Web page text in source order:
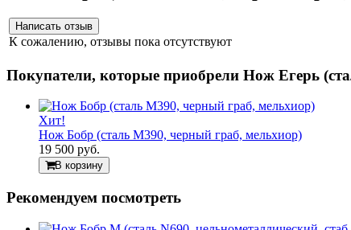
К сожалению, отзывы пока отсутствуют
Покупатели, которые приобрели Нож Егерь
Хит!
Нож Бобр (сталь М390, черный граб, мельхиор)
19 500 руб.
В корзину
Рекомендуем посмотреть